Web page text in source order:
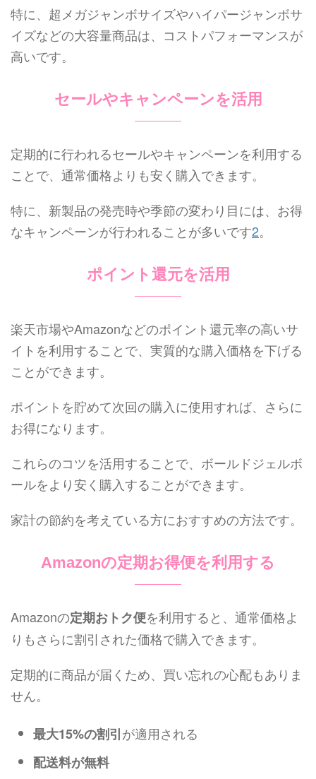
特に、超メガジャンボサイズやハイパージャンボサ
イズなどの大容量商品は、コストパフォーマンスが
高いです。
セールやキャンペーンを活用
定期的に行われるセールやキャンペーンを利用する
ことで、通常価格よりも安く購入できます。
特に、新製品の発売時や季節の変わり目には、お得
なキャンペーンが行われることが多いです2。
ポイント還元を活用
楽天市場やAmazonなどのポイント還元率の高いサ
イトを利用することで、実質的な購入価格を下げる
ことができます。
ポイントを貯めて次回の購入に使用すれば、さらに
お得になります。
これらのコツを活用することで、ボールドジェルボ
ールをより安く購入することができます。
家計の節約を考えている方におすすめの方法です。
Amazonの定期お得便を利用する
Amazonの定期おトク便を利用すると、通常価格よ
りもさらに割引された価格で購入できます。
定期的に商品が届くため、買い忘れの心配もありま
せん。
最大15%の割引が適用される
配送料が無料